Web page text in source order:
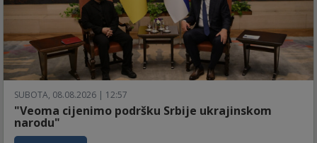
SUBOTA, 08.08.2026 | 12:57
"Veoma cijenimo podršku Srbije ukrajinskom
narodu"